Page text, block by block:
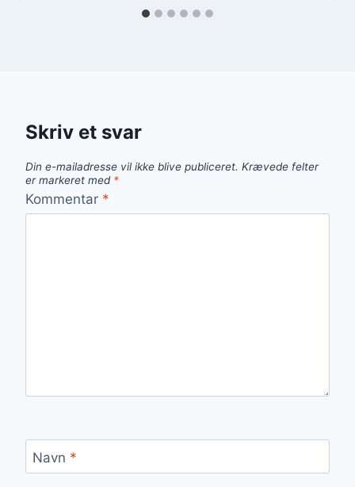
Skriv et svar
Din e-mailadresse vil ikke blive publiceret. Krævede felter
er markeret med *
Kommentar *
Navn *